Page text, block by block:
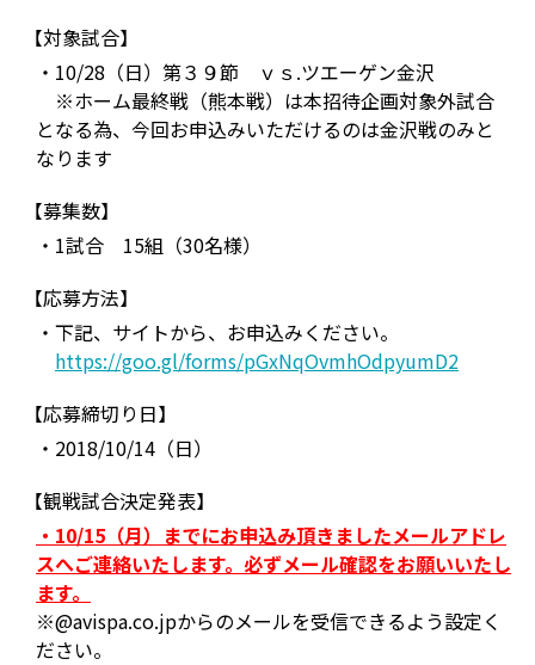
【対象試合】
・10/28（日）第３９節 ｖｓ.ツエーゲン金沢
※ホーム最終戦（熊本戦）は本招待企画対象外試合
となる為、今回お申込みいただけるのは金沢戦のみと
なります
【募集数】
・1試合 15組（30名様）
【応募方法】
・下記、サイトから、お申込みください。
https://goo.gl/forms/pGxNqOvmhOdpyumD2
【応募締切り日】
・2018/10/14（日）
【観戦試合決定発表】
・10/15（月）までにお申込み頂きましたメールアドレ
スへご連絡いたします。必ずメール確認をお願いいたし
ます。
※@avispa.co.jpからのメールを受信できるよう設定く
ださい。